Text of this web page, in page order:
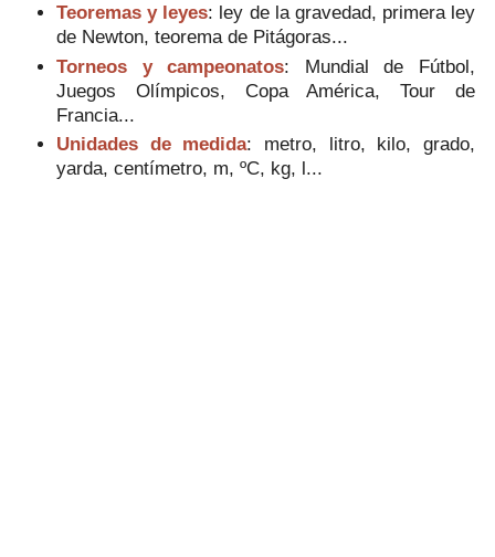
Teoremas y leyes: ley de la gravedad, primera ley
de Newton, teorema de Pitágoras...
Torneos y campeonatos: Mundial de Fútbol,
Juegos Olímpicos, Copa América, Tour de
Francia...
Unidades de medida: metro, litro, kilo, grado,
yarda, centímetro, m, ºC, kg, l...